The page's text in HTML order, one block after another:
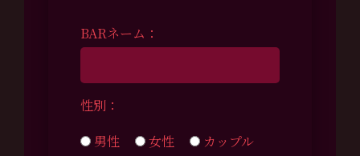
BARネーム：
性別：
男性
女性
カップル